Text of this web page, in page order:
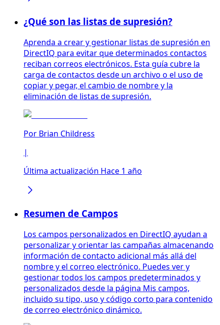
¿Qué son las listas de supresión?
Aprenda a crear y gestionar listas de supresión en
DirectIQ para evitar que determinados contactos
reciban correos electrónicos. Esta guía cubre la
carga de contactos desde un archivo o el uso de
copiar y pegar, el cambio de nombre y la
eliminación de listas de supresión.
Por Brian Childress
|
Última actualización Hace 1 año
Resumen de Campos
Los campos personalizados en DirectIQ ayudan a
personalizar y orientar las campañas almacenando
información de contacto adicional más allá del
nombre y el correo electrónico. Puedes ver y
gestionar todos los campos predeterminados y
personalizados desde la página Mis campos,
incluido su tipo, uso y código corto para contenido
de correo electrónico dinámico.